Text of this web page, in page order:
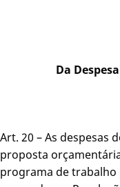
Da
Art. 20 – As despesas
proposta
programa de